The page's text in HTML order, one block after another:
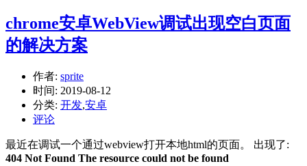
chrome安卓WebView调试出现空白页面
的解决方案
作者: sprite
时间: 2019-08-12
分类: 开发,安卓
评论
最近在调试一个通过webview打开本地html的页面。 出现了:
404 Not Found The resource could not be found